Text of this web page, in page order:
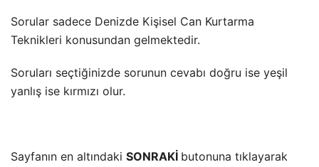
Sorular sadece Denizde Kişisel Can Kurtarma
Teknikleri konusundan gelmektedir.
Soruları seçtiğinizde sorunun cevabı doğru ise yeşil
yanlış ise kırmızı olur.
Sayfanın en altındaki SONRAKİ butonuna tıklayarak